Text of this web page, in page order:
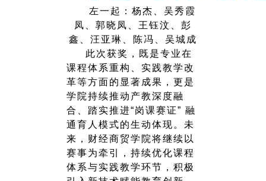
左一起：杨杰、吴秀霞
凤、郭晓凤、王钰汶、彭
鑫、汪亚琳、陈冯、吴城成
此次获奖，既是专业在
课程体系重构、实践教学改
革等方面的显著成果，更是
学院持续推动产教深度融
合、踏实推进“岗课赛证” 融
通育人模式的生动体现。未
来，财经商贸学院将继续以
赛事为牵引，持续优化课程
体系与实践教学环节，积极